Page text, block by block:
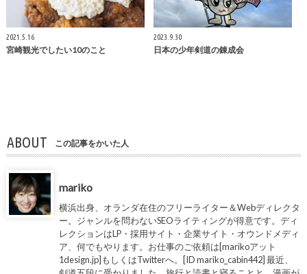
2021.5.16
宮崎観光でしたい10のこと
2023.9.30
日本の少年剣道の錬成会
ABOUT この記事をかいた人
mariko
横浜出身、オランダ在住のフリーライター＆Webディレクタ
ー。ジャンルを問わないSEOライティングが得意です。ディ
レクションはLP・採用サイト・企業サイト・オウンドメディ
ア、何でもやります。お仕事のご依頼は[marikoアット
1design.jp]もしくはTwitterへ。[ID mariko_cabin442] 最近、